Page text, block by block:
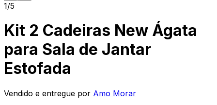
1/5
Kit 2 Cadeiras New Ágata
para Sala de Jantar
Estofada
Vendido e entregue por Amo Morar